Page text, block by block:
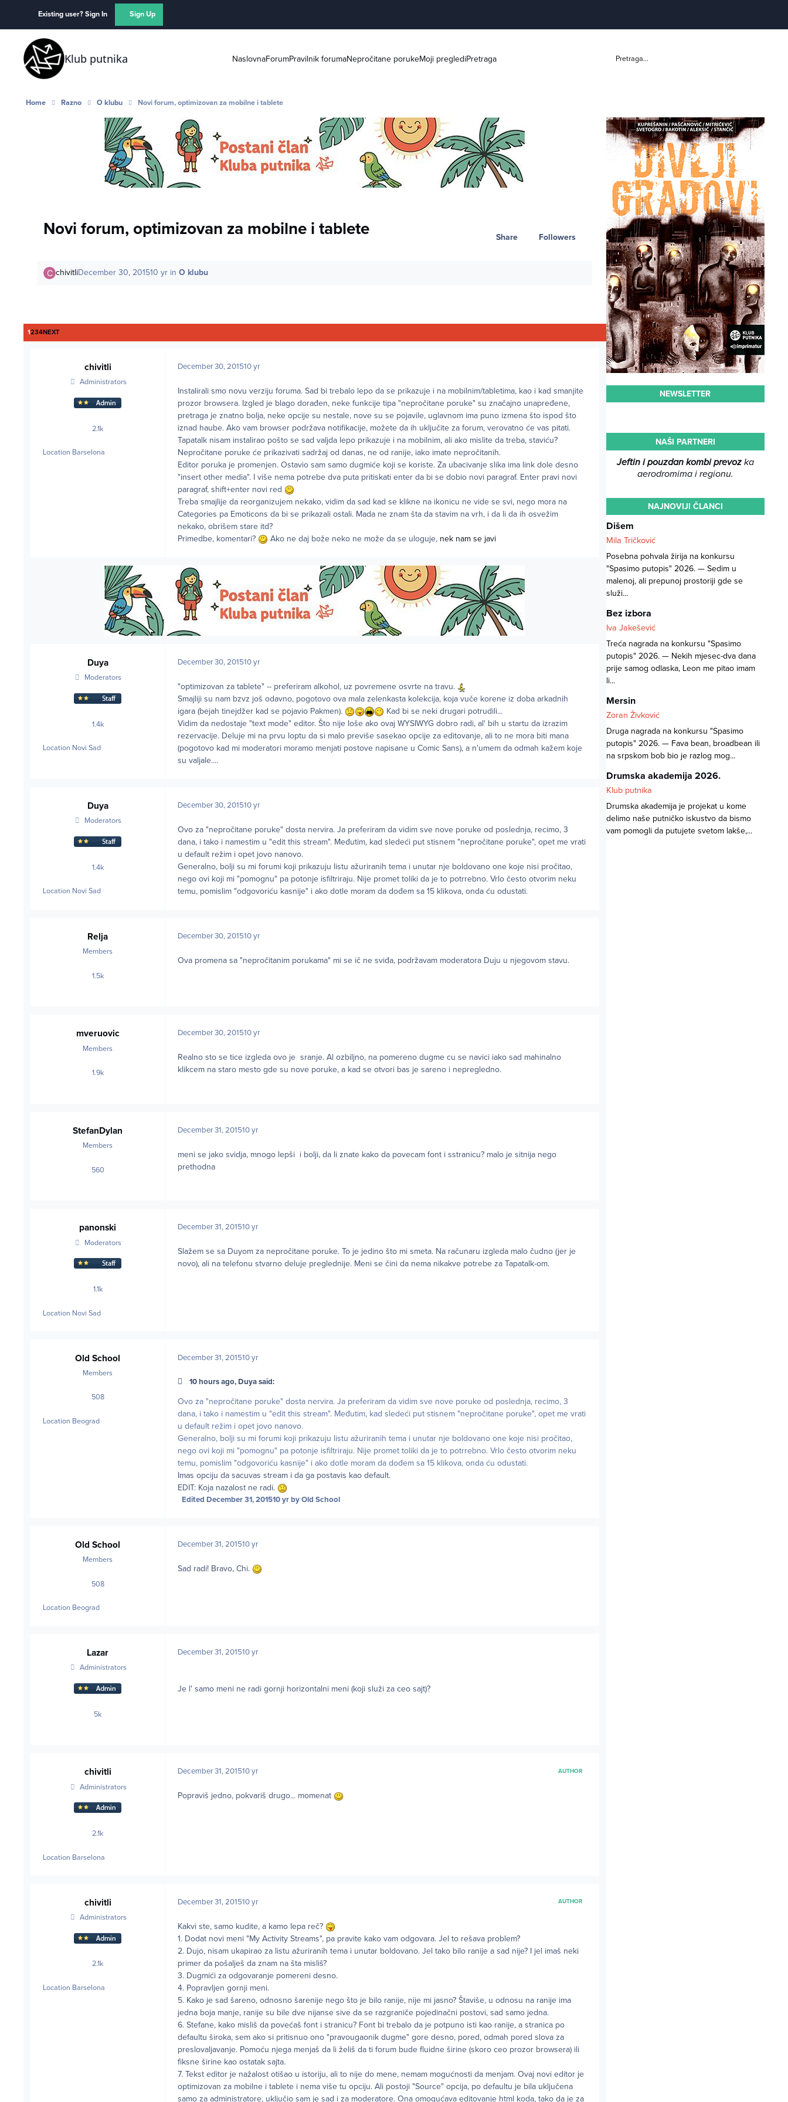
Existing user? Sign In Sign Up
Klub putnika NaslovnaForumPravilnik forumaNepročitane porukeMoji preglediPretraga Pretraga...
Home Razno O klubu Novi forum, optimizovan za mobilne i tablete
Novi forum, optimizovan za mobilne i tablete Share Followers
chivitliDecember 30, 201510 yrin O klubu
1234NEXTLAST PAGE
chivitli
Administrators
2.1kposts
Location Barselona
December 30, 201510 yr
Instalirali smo novu verziju foruma. Sad bi trebalo lepo da se prikazuje i na mobilnim/tabletima, kao i kad smanjite
prozor browsera. Izgled je blago dorađen, neke funkcije tipa "nepročitane poruke" su značajno unapređene,
pretraga je znatno bolja, neke opcije su nestale, nove su se pojavile, uglavnom ima puno izmena što ispod što
iznad haube. Ako vam browser podržava notifikacije, možete da ih uključite za forum, verovatno će vas pitati.
Tapatalk nisam instalirao pošto se sad valjda lepo prikazuje i na mobilnim, ali ako mislite da treba, staviću?
Nepročitane poruke će prikazivati sadržaj od danas, ne od ranije, iako imate nepročitanih.
Editor poruka je promenjen. Ostavio sam samo dugmiće koji se koriste. Za ubacivanje slika ima link dole desno
"insert other media". I više nema potrebe dva puta pritiskati enter da bi se dobio novi paragraf. Enter pravi novi
paragraf, shift+enter novi red
Treba smajlije da reorganizujem nekako, vidim da sad kad se klikne na ikonicu ne vide se svi, nego mora na
Categories pa Emoticons da bi se prikazali ostali. Mada ne znam šta da stavim na vrh, i da li da ih osvežim
nekako, obrišem stare itd?
Primedbe, komentari?
Ako ne daj bože neko ne može da se uloguje, nek nam se javi
Duya
Moderators
1.4kposts
Location Novi Sad
December 30, 201510 yr
"optimizovan za tablete" -- preferiram alkohol, uz povremene osvrte na travu.
Smajliji su nam bzvz još odavno, pogotovo ova mala zelenkasta kolekcija, koja vuče korene iz doba arkadnih
igara (bejah tinejdžer kad se pojavio Pakmen).
Kad bi se neki drugari potrudili...
Vidim da nedostaje "text mode" editor. Što nije loše ako ovaj WYSIWYG dobro radi, al' bih u startu da izrazim
rezervacije. Deluje mi na prvu loptu da si malo previše sasekao opcije za editovanje, ali to ne mora biti mana
(pogotovo kad mi moderatori moramo menjati postove napisane u Comic Sans), a n'umem da odmah kažem koje
su valjale....
Duya
Moderators
1.4kposts
Location Novi Sad
December 30, 201510 yr
Ovo za "nepročitane poruke" dosta nervira. Ja preferiram da vidim sve nove poruke od poslednja, recimo, 3
dana, i tako i namestim u "edit this stream". Međutim, kad sledeći put stisnem "nepročitane poruke", opet me vrati
u default režim i opet jovo nanovo.
Generalno, bolji su mi forumi koji prikazuju listu ažuriranih tema i unutar nje boldovano one koje nisi pročitao,
nego ovi koji mi "pomognu" pa potonje isfiltriraju. Nije promet toliki da je to potrrebno. Vrlo često otvorim neku
temu, pomislim "odgovoriću kasnije" i ako dotle moram da dođem sa 15 klikova, onda ću odustati.
Relja
Members
1.5kposts
December 30, 201510 yr
Ova promena sa "nepročitanim porukama" mi se ič ne sviđa, podržavam moderatora Duju u njegovom stavu.
mveruovic
Members
1.9kposts
December 30, 201510 yr
Realno sto se tice izgleda ovo je sranje. Al ozbiljno, na pomereno dugme cu se navici iako sad mahinalno
klikcem na staro mesto gde su nove poruke, a kad se otvori bas je sareno i nepregledno.
StefanDylan
Members
560posts
December 31, 201510 yr
meni se jako svidja, mnogo lepši i bolji, da li znate kako da povecam font i sstranicu? malo je sitnija nego
prethodna
panonski
Moderators
1.1kposts
Location Novi Sad
December 31, 201510 yr
Slažem se sa Duyom za nepročitane poruke. To je jedino što mi smeta. Na računaru izgleda malo čudno (jer je
novo), ali na telefonu stvarno deluje preglednije. Meni se čini da nema nikakve potrebe za Tapatalk-om.
Old School
Members
508
posts
Location Beograd
December 31, 201510 yr
10 hours ago, Duya said:
Ovo za "nepročitane poruke" dosta nervira. Ja preferiram da vidim sve nove poruke od poslednja, recimo, 3
dana, i tako i namestim u "edit this stream". Međutim, kad sledeći put stisnem "nepročitane poruke", opet me vrati
u default režim i opet jovo nanovo.
Generalno, bolji su mi forumi koji prikazuju listu ažuriranih tema i unutar nje boldovano one koje nisi pročitao,
nego ovi koji mi "pomognu" pa potonje isfiltriraju. Nije promet toliki da je to potrrebno. Vrlo često otvorim neku
temu, pomislim "odgovoriću kasnije" i ako dotle moram da dođem sa 15 klikova, onda ću odustati.
Imas opciju da sacuvas stream i da ga postavis kao default.
EDIT: Koja nazalost ne radi.
Edited December 31, 201510 yrby Old School
Old School
Members
508
posts
Location Beograd
December 31, 201510 yr
Sad radi! Bravo, Chi.
Lazar
Administrators
5kposts
December 31, 201510 yr
Je l' samo meni ne radi gornji horizontalni meni (koji služi za ceo sajt)?
chivitli
Administrators
2.1kposts
Location Barselona
December 31, 201510 yr AUTHOR
Popraviš jedno, pokvariš drugo... momenat
chivitli
Administrators
2.1kposts
Location Barselona
December 31, 201510 yr AUTHOR
Kakvi ste, samo kudite, a kamo lepa reč?
1. Dodat novi meni "My Activity Streams", pa pravite kako vam odgovara. Jel to rešava problem?
2. Dujo, nisam ukapirao za listu ažuriranih tema i unutar boldovano. Jel tako bilo ranije a sad nije? I jel imaš neki
primer da pošalješ da znam na šta misliš?
3. Dugmići za odgovaranje pomereni desno.
4. Popravljen gornji meni.
5. Kako je sad šareno, odnosno šarenije nego što je bilo ranije, nije mi jasno? Štaviše, u odnosu na ranije ima
jedna boja manje, ranije su bile dve nijanse sive da se razgraniče pojedinačni postovi, sad samo jedna.
6. Stefane, kako misliš da povećaš font i stranicu? Font bi trebalo da je potpuno isti kao ranije, a stranica po
defaultu široka, sem ako si pritisnuo ono "pravougaonik dugme" gore desno, pored, odmah pored slova za
preslovaljavanje. Pomoću njega menjaš da li želiš da ti forum bude fluidne širine (skoro ceo prozor browsera) ili
fiksne širine kao ostatak sajta.
7. Tekst editor je nažalost otišao u istoriju, ali to nije do mene, nemam mogućnosti da menjam. Ovaj novi editor je
optimizovan za mobilne i tablete i nema više tu opciju. Ali postoji "Source" opcija, po defaultu je bila uključena
samo za administratore, uključio sam je sad i za moderatore. Ona omogućava editovanje html koda, tako da je za
NEWSLETTER
NAŠI PARTNERI
Jeftin i pouzdan kombi prevozka
aerodromima i regionu.
NAJNOVIJI ČLANCI
Dišem
Mila Tričković
Posebna pohvala žirija na konkursu
"Spasimo putopis" 2026. — Sedim u
malenoj, ali prepunoj prostoriji gde se
služi...
Bez izbora
Iva Jakešević
Treća nagrada na konkursu "Spasimo
putopis" 2026. — Nekih mjesec-dva dana
prije samog odlaska, Leon me pitao imam
li...
Mersin
Zoran Živković
Druga nagrada na konkursu "Spasimo
putopis" 2026. — Fava bean, broadbean ili
na srpskom bob bio je razlog mog...
Drumska akademija 2026.
Klub putnika
Drumska akademija je projekat u kome
delimo naše putničko iskustvo da bismo
vam pomogli da putujete svetom lakše,...